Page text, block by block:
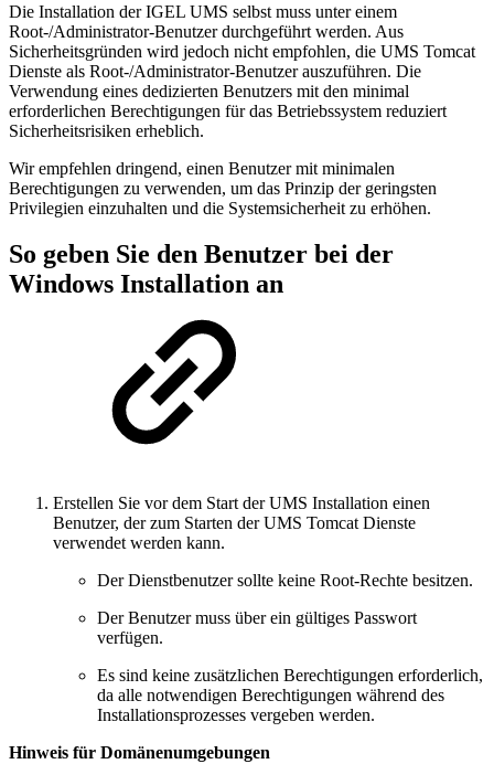
Die Installation der IGEL UMS selbst muss unter einem
Root-/Administrator-Benutzer durchgeführt werden. Aus
Sicherheitsgründen wird jedoch nicht empfohlen, die UMS Tomcat
Dienste als Root-/Administrator-Benutzer auszuführen. Die
Verwendung eines dedizierten Benutzers mit den minimal
erforderlichen Berechtigungen für das Betriebssystem reduziert
Sicherheitsrisiken erheblich.
Wir empfehlen dringend, einen Benutzer mit minimalen
Berechtigungen zu verwenden, um das Prinzip der geringsten
Privilegien einzuhalten und die Systemsicherheit zu erhöhen.
So geben Sie den Benutzer bei der
Windows Installation an
Erstellen Sie vor dem Start der UMS Installation einen
Benutzer, der zum Starten der UMS Tomcat Dienste
verwendet werden kann.
Der Dienstbenutzer sollte keine Root-Rechte besitzen.
Der Benutzer muss über ein gültiges Passwort
verfügen.
Es sind keine zusätzlichen Berechtigungen erforderlich,
da alle notwendigen Berechtigungen während des
Installationsprozesses vergeben werden.
Hinweis für Domänenumgebungen